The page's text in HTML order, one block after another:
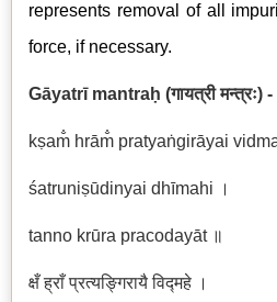
represents removal of all
force, if necessary.
Gāyatrī mantraḥ (गायत्री मन्त्रः) -
kṣam̐ hrām̐ pratyaṅgirāyai
śatruniṣūdinyai dhīmahi ।
tanno krūra pracodayāt ॥
क्षँ ह्राँ प्रत्यङ्गिरायै विद्महे ।